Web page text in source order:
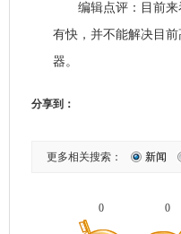
编辑点评：目前来
有快，并不能解决目
器。
分享到：
更多相关搜索： 新闻
0 0